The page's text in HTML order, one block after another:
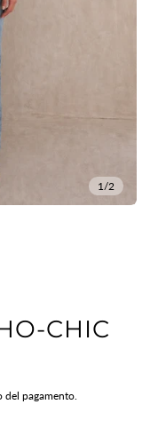
1 /2
CHIC
del pagamento.